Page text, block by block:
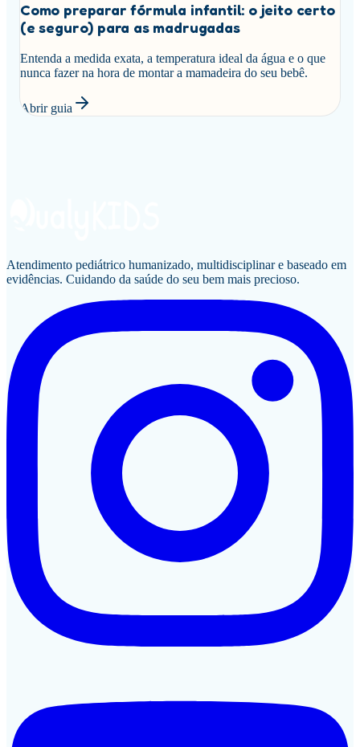
Como preparar fórmula infantil: o jeito certo
(e seguro) para as madrugadas
Entenda a medida exata, a temperatura ideal da água e o que
nunca fazer na hora de montar a mamadeira do seu bebê.
Abrir guia
Atendimento pediátrico humanizado, multidisciplinar e baseado em
evidências. Cuidando da saúde do seu bem mais precioso.